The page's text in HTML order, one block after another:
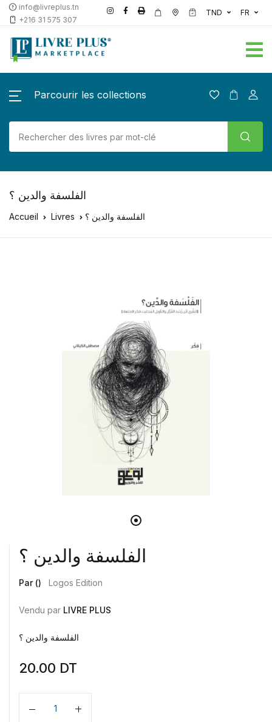
info@livreplus.tn
+216 31 575 307
TND FR
Parcourir les collections
الفلسفة والدين ؟
Accueil Livres الفلسفة والدين ؟
الفلسفة والدين ؟
Par () Logos Edition
Vendu par LIVRE PLUS
الفلسفة والدين ؟
20.00 DT
Quantité